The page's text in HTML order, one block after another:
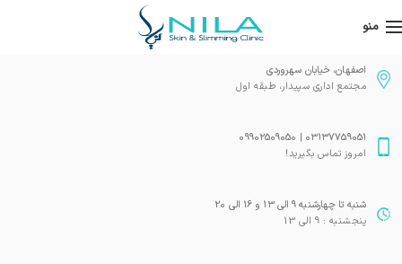
منو
اصفهان، خیابان سهروردی
مجتمع اداری سپیدار، طبقه اول
03137759051 | 09902509050
امروز تماس بگیرید!
شنبه تا چهارشنبه 9 الی 13 و 16 الی 20
پنجشنبه : 9 الی 13